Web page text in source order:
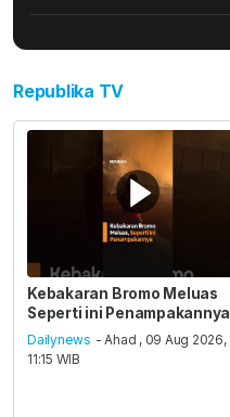
Republika TV
Kebakaran Bromo Meluas
Seperti ini Penampakannya
Dailynews - Ahad , 09 Aug 2026,
11:15 WIB